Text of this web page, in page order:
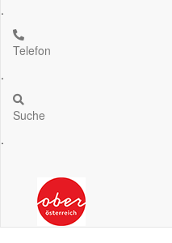
.
Telefon
.
Suche
.